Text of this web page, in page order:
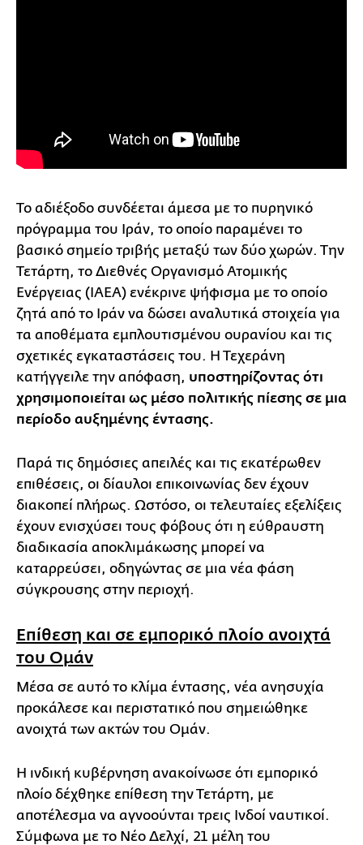
Το αδιέξοδο συνδέεται άμεσα με το πυρηνικό
πρόγραμμα του Ιράν, το οποίο παραμένει το
βασικό σημείο τριβής μεταξύ των δύο χωρών. Την
Τετάρτη, το Διεθνές Οργανισμό Ατομικής
Ενέργειας (IAEA) ενέκρινε ψήφισμα με το οποίο
ζητά από το Ιράν να δώσει αναλυτικά στοιχεία για
τα αποθέματα εμπλουτισμένου ουρανίου και τις
σχετικές εγκαταστάσεις του. Η Τεχεράνη
κατήγγειλε την απόφαση, υποστηρίζοντας ότι
χρησιμοποιείται ως μέσο πολιτικής πίεσης σε μια
περίοδο αυξημένης έντασης.
Παρά τις δημόσιες απειλές και τις εκατέρωθεν
επιθέσεις, οι δίαυλοι επικοινωνίας δεν έχουν
διακοπεί πλήρως. Ωστόσο, οι τελευταίες εξελίξεις
έχουν ενισχύσει τους φόβους ότι η εύθραυστη
διαδικασία αποκλιμάκωσης μπορεί να
καταρρεύσει, οδηγώντας σε μια νέα φάση
σύγκρουσης στην περιοχή.
Επίθεση και σε εμπορικό πλοίο ανοιχτά
του Ομάν
Μέσα σε αυτό το κλίμα έντασης, νέα ανησυχία
προκάλεσε και περιστατικό που σημειώθηκε
ανοιχτά των ακτών του Ομάν.
Η ινδική κυβέρνηση ανακοίνωσε ότι εμπορικό
πλοίο δέχθηκε επίθεση την Τετάρτη, με
αποτέλεσμα να αγνοούνται τρεις Ινδοί ναυτικοί.
Σύμφωνα με το Νέο Δελχί, 21 μέλη του